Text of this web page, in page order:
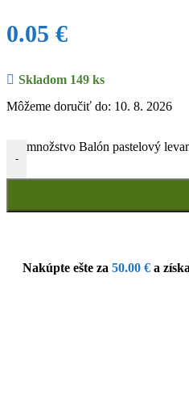
0.05 €
Skladom 149 ks
Môžeme doručiť do: 10. 8. 2026
-
množstvo Balón pastelový
Nakúpte ešte za 50.00 € a